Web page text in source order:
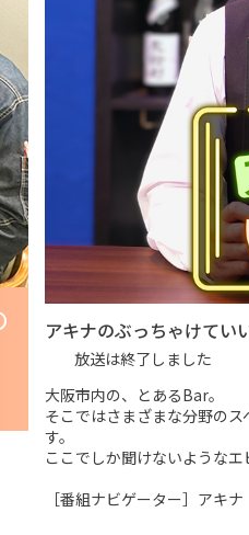
アキナのぶっちゃけてい
放送は終了しました
大阪市内の、とあるBar。
そこではさまざまな分野の
す。
ここでしか聞けないような
［番組ナビゲーター］アキ